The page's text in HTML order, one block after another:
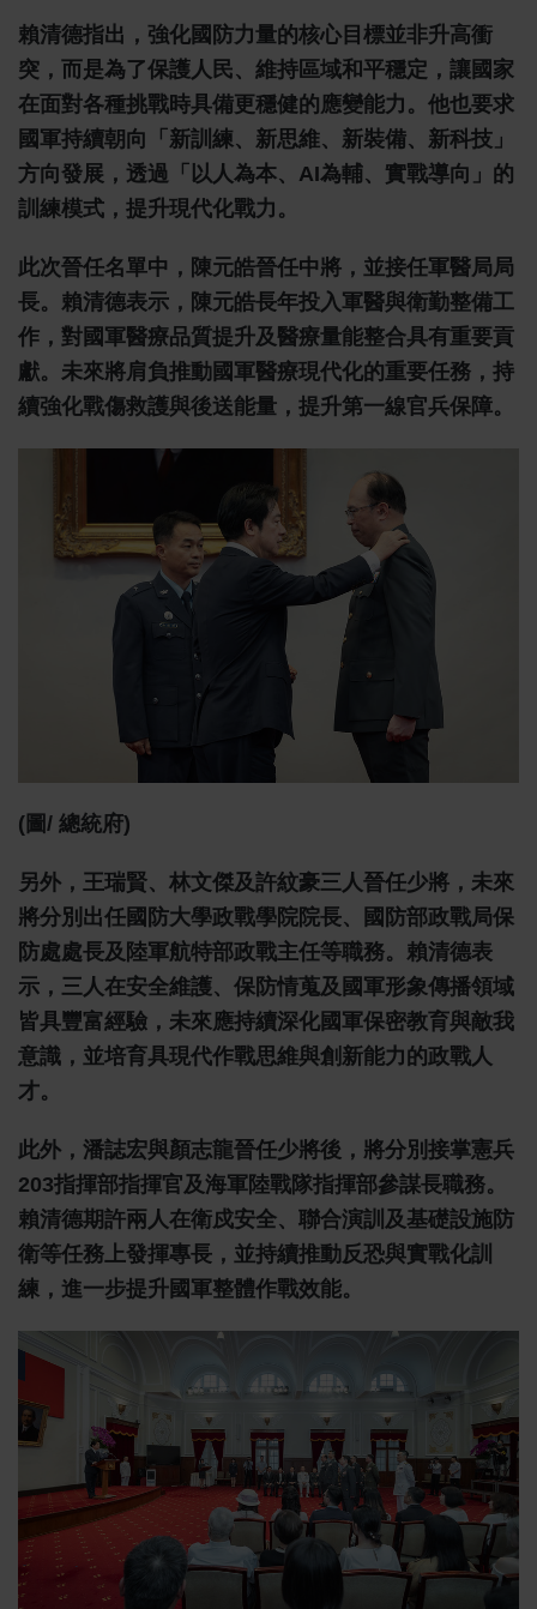
賴清德指出，強化國防力量的核心目標並非升高衝
突，而是為了保護人民、維持區域和平穩定，讓國家
在面對各種挑戰時具備更穩健的應變能力。他也要求
國軍持續朝向「新訓練、新思維、新裝備、新科技」
方向發展，透過「以人為本、AI為輔、實戰導向」的
訓練模式，提升現代化戰力。
此次晉任名單中，陳元皓晉任中將，並接任軍醫局局
長。賴清德表示，陳元皓長年投入軍醫與衛勤整備工
作，對國軍醫療品質提升及醫療量能整合具有重要貢
獻。未來將肩負推動國軍醫療現代化的重要任務，持
續強化戰傷救護與後送能量，提升第一線官兵保障。
(圖/ 總統府)
另外，王瑞賢、林文傑及許紋豪三人晉任少將，未來
將分別出任國防大學政戰學院院長、國防部政戰局保
防處處長及陸軍航特部政戰主任等職務。賴清德表
示，三人在安全維護、保防情蒐及國軍形象傳播領域
皆具豐富經驗，未來應持續深化國軍保密教育與敵我
意識，並培育具現代作戰思維與創新能力的政戰人
才。
此外，潘誌宏與顏志龍晉任少將後，將分別接掌憲兵
203指揮部指揮官及海軍陸戰隊指揮部參謀長職務。
賴清德期許兩人在衛戍安全、聯合演訓及基礎設施防
衛等任務上發揮專長，並持續推動反恐與實戰化訓
練，進一步提升國軍整體作戰效能。